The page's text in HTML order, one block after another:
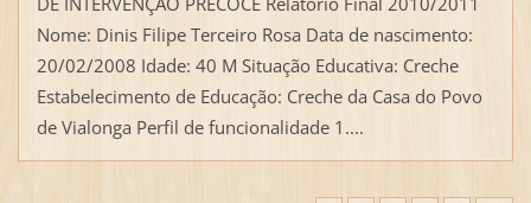
Nome: Dinis Filipe Terceiro Rosa Data de nascimento:
20/02/2008 Idade: 40 M Situação Educativa: Creche
Estabelecimento de Educação: Creche da Casa do Povo
de Vialonga Perfil de funcionalidade 1....